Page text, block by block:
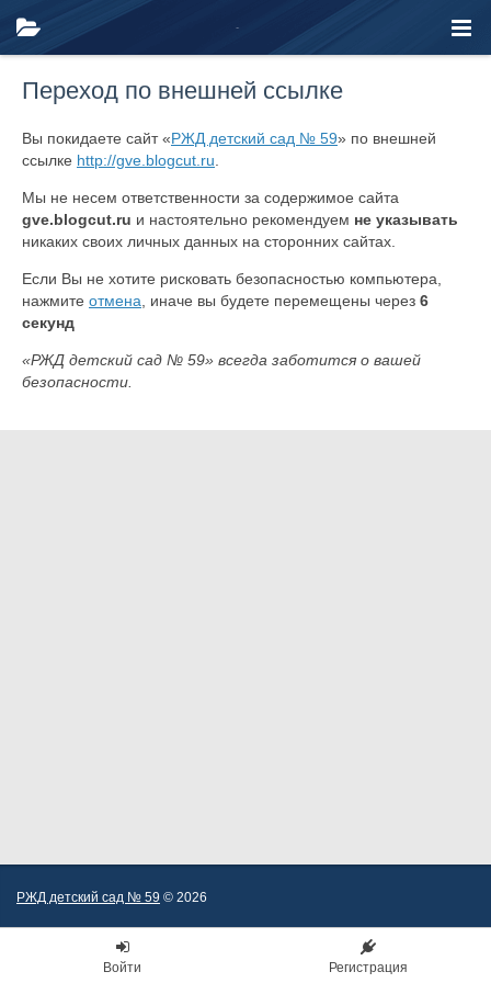
Переход по внешней ссылке
Вы покидаете сайт «РЖД детский сад № 59» по внешней
ссылке http://gve.blogcut.ru
Мы не несем ответственности за содержимое сайта
gve.blogcut.ru и настоятельно рекомендуем не указывать
никаких своих личных данных на сторонних сайтах.
Если Вы не хотите рисковать безопасностью компьютера,
нажмите отмена , иначе вы будете перемещены через 6
секунд
«РЖД детский сад № 59» всегда заботится о вашей
безопасности.
РЖД детский сад № 59 © 2026
Войти Регистрация